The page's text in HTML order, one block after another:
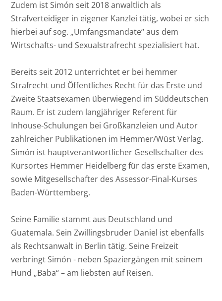
Zudem ist Simón seit 2018 anwaltlich als
Strafverteidiger in eigener Kanzlei tätig, wobei er sich
hierbei auf sog. „Umfangsmandate“ aus dem
Wirtschafts- und Sexualstrafrecht spezialisiert hat.
Bereits seit 2012 unterrichtet er bei hemmer
Strafrecht und Öffentliches Recht für das Erste und
Zweite Staatsexamen überwiegend im Süddeutschen
Raum. Er ist zudem langjähriger Referent für
Inhouse-Schulungen bei Großkanzleien und Autor
zahlreicher Publikationen im Hemmer/Wüst Verlag.
Simón ist hauptverantwortlicher Gesellschafter des
Kursortes Hemmer Heidelberg für das erste Examen,
sowie Mitgesellschafter des Assessor-Final-Kurses
Baden-Württemberg.
Seine Familie stammt aus Deutschland und
Guatemala. Sein Zwillingsbruder Daniel ist ebenfalls
als Rechtsanwalt in Berlin tätig. Seine Freizeit
verbringt Simón - neben Spaziergängen mit seinem
Hund „Baba“ – am liebsten auf Reisen.